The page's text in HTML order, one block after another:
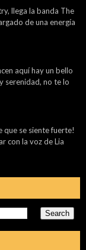
llega la banda The
de una energía
aquí hay un bello
serenidad, no te lo
que se siente fuerte!
con la voz de Lia